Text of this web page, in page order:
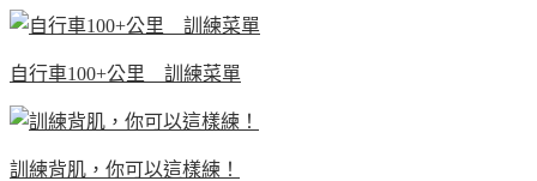
自行車100+公里 訓練菜單
訓練背肌，你可以這樣練！